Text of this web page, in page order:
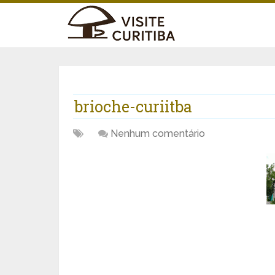
brioche-curiitba
Nenhum comentário